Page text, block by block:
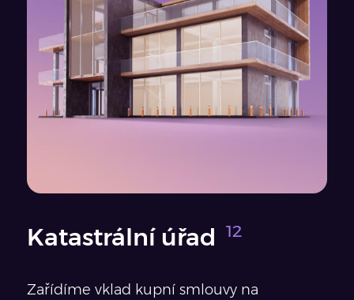
Katastrální úřad
Zařídíme vklad kupní smlouvy na